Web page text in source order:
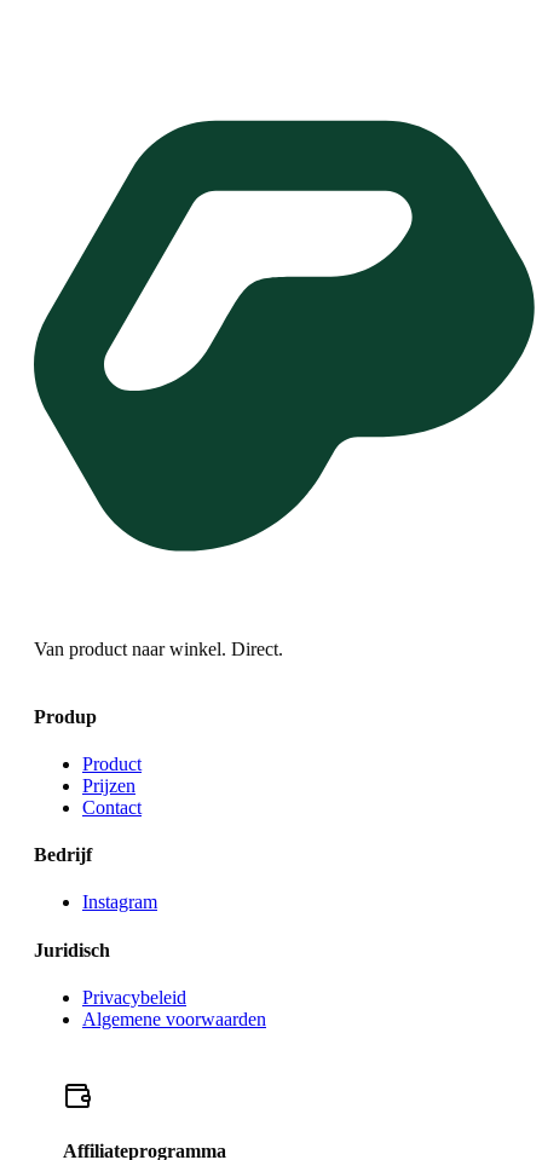
Van product naar winkel. Direct.
Produp
Product
Prijzen
Contact
Bedrijf
Instagram
Juridisch
Privacybeleid
Algemene voorwaarden
Affiliateprogramma